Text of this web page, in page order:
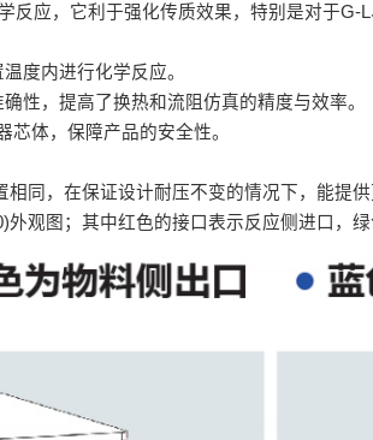
应，它利于强化传质效果，特别是对于
度内进行化学反应。
性，提高了换热和流阻仿真的精度与效率。
体，保障产品的安全性。
同，在保证设计耐压不变的情况下，能提供
观图；其中红色的接口表示反应侧进口，